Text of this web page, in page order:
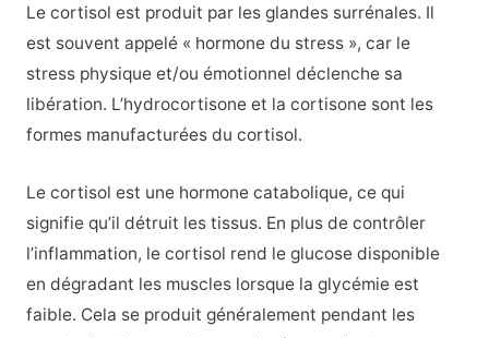
Le cortisol est produit par les glandes surrénales. Il
est souvent appelé « hormone du stress », car le
stress physique et/ou émotionnel déclenche sa
libération. L’hydrocortisone et la cortisone sont les
formes manufacturées du cortisol.
Le cortisol est une hormone catabolique, ce qui
signifie qu’il détruit les tissus. En plus de contrôler
l’inflammation, le cortisol rend le glucose disponible
en dégradant les muscles lorsque la glycémie est
faible. Cela se produit généralement pendant les